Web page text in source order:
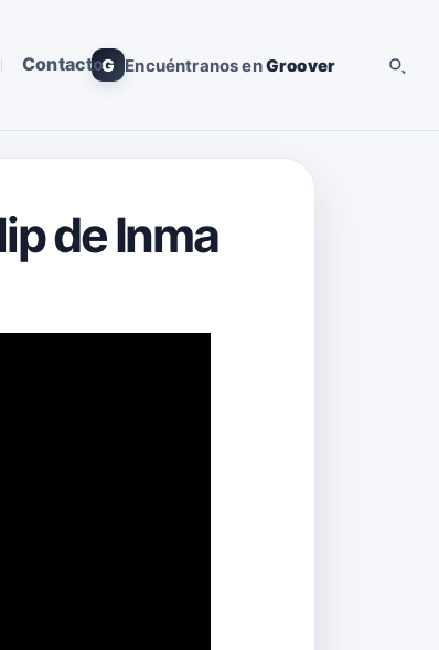
ContactoG Encuéntranos enGroover
de Inma